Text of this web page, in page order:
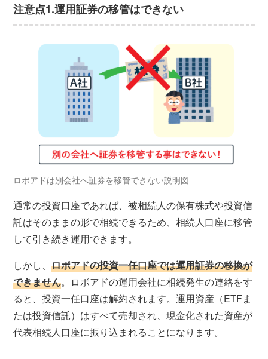
注意点1.運用証券の移管はできない
ロボアドは別会社へ証券を移管できない説明図
通常の投資口座であれば、被相続人の保有株式や投資信
託はそのままの形で相続できるため、相続人口座に移管
して引き続き運用できます。
しかし、ロボアドの投資一任口座では運用証券の移換が
できません。ロボアドの運用会社に相続発生の連絡をす
ると、投資一任口座は解約されます。運用資産（ETFま
たは投資信託）はすべて売却され、現金化された資産が
代表相続人口座に振り込まれることになります。